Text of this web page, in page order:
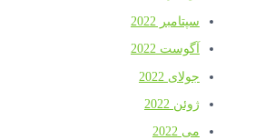
سپتامبر 2022
آگوست 2022
جولای 2022
ژوئن 2022
می 2022